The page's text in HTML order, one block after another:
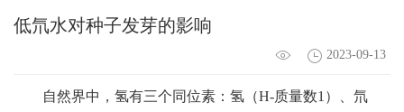
低氘水​对种子发芽的影响
2023-09-13
自然界中，氢有三个同位素：氢（H-质量数1）、氘